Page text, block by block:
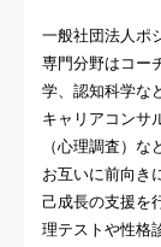
一般社団法人ポ
専門分野はコー
学、認知科学な
キャリアコンサ
（心理調査）
お互いに前向き
己成長の支援を
理テストや性格